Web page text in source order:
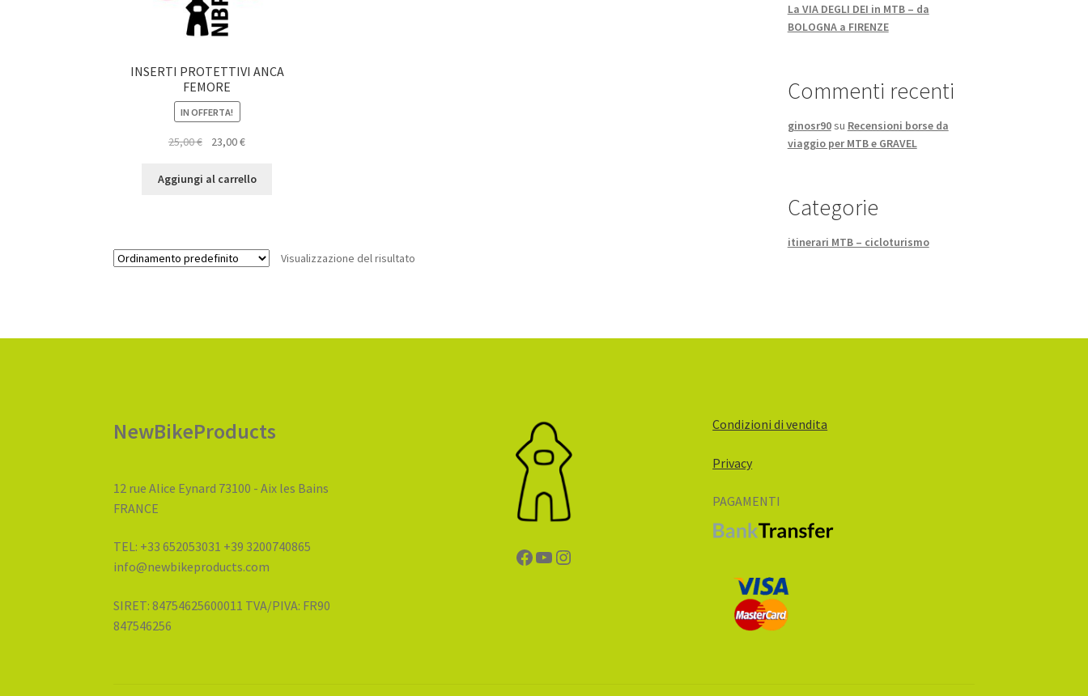
INSERTI PROTETTIVI ANCA
FEMORE
IN OFFERTA!
25,00€
originale
23,00€Il
attuale
Aggiungi al carrello
Visualizzazione del risultato
La VIA DEGLI DEI in MTB – da
BOLOGNA a FIRENZE
Commenti recenti
ginosr90su Recensioni borse da
viaggio per MTB e GRAVEL
Categorie
itinerari MTB – cicloturismo
NewBikeProducts
12 rue Alice Eynard 73100 - Aix les Bains
FRANCE
TEL: +33 652053031 +39 3200740865
info@newbikeproducts.com
SIRET: 84754625600011 TVA/PIVA: FR90
847546256
Facebook
YouTube
Instagram
Condizioni di vendita
Privacy
PAGAMENTI